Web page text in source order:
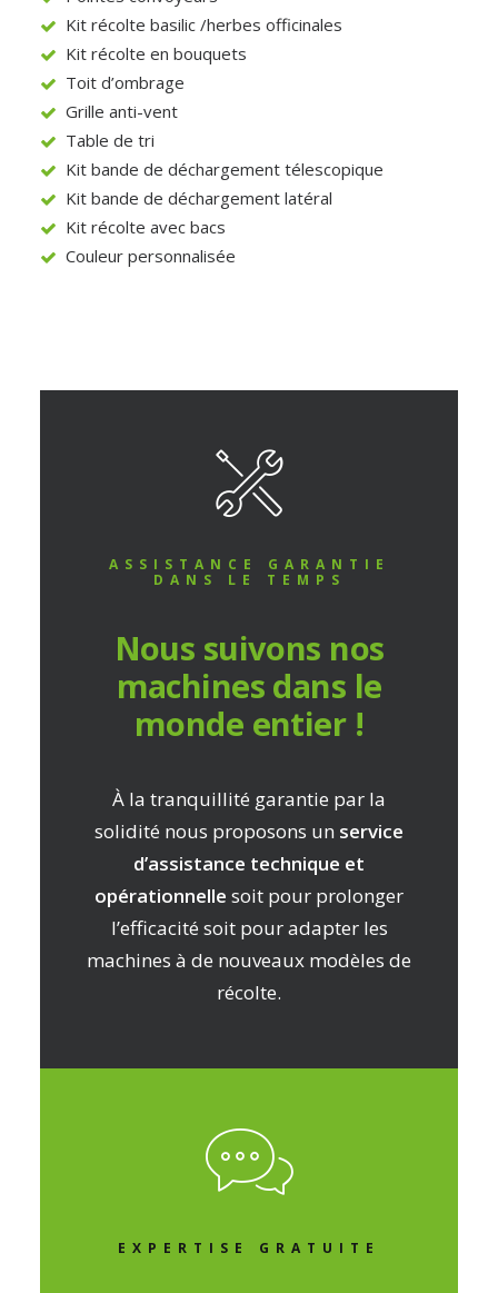
Kit récolte basilic /herbes officinales
Kit récolte en bouquets
Toit d’ombrage
Grille anti-vent
Table de tri
Kit bande de déchargement télescopique
Kit bande de déchargement latéral
Kit récolte avec bacs
Couleur personnalisée
ASSISTANCE GARANTIE
DANS LE TEMPS
Nous suivons nos
machines dans le
monde entier !
À la tranquillité garantie par la
solidité nous proposons un service
d’assistance technique et
opérationnelle soit pour prolonger
l’efficacité soit pour adapter les
machines à de nouveaux modèles de
récolte.
EXPERTISE GRATUITE